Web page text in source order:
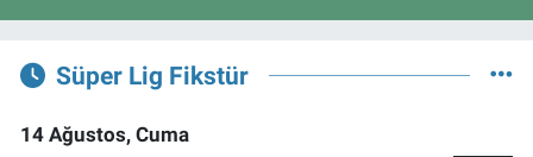
Süper Lig Fikstür
14 Ağustos, Cuma